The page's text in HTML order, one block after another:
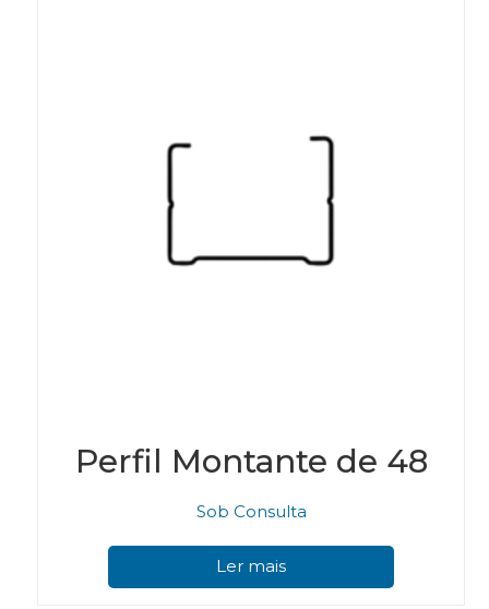
Perfil Montante de 48
Sob Consulta
Ler mais